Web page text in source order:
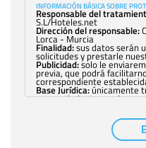
INFORMACIÓN BÁSICA SOBRE
Responsable del
S.L/Hoteles.net
Dirección del responsable:
Lorca - Murcia
Finalidad:sus datos serán
solicitudes y prestarle
Publicidad:solo le
previa, que podrá
correspondiente
Base Jurídica:únicamente
consentimiento previo,
con
nuestra entidad que esté
tener conocimiento de la
comunicarán datos a